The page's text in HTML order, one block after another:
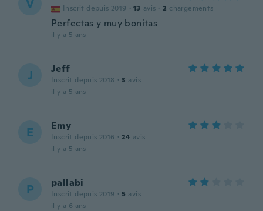
V Inscrit depuis 2019 · 13 avis · 2 chargements
Perfectas y muy bonitas
il y a 5 ans
J Jeff
Inscrit depuis 2018 · 3 avis
il y a 5 ans
E Emy
Inscrit depuis 2016 · 24 avis
il y a 5 ans
P pallabi
Inscrit depuis 2019 · 5 avis
il y a 6 ans